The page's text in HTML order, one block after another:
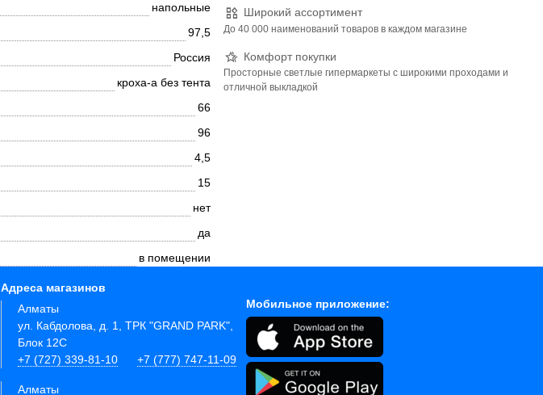
Широкий ассортимент
До 40 000 наименований товаров в каждом магазине
Комфорт покупки
Просторные светлые гипермаркеты с широкими проходами и
отличной выкладкой
напольные
97,5
Россия
кроха-а без тента
66
96
4,5
15
нет
да
в помещении
Адреса магазинов
Алматы
ул. Кабдолова, д. 1, ТРК "GRAND PARK",
Блок 12C
+7 (727) 339-81-10
+7 (777) 747-11-09
Алматы
Мобильное приложение: